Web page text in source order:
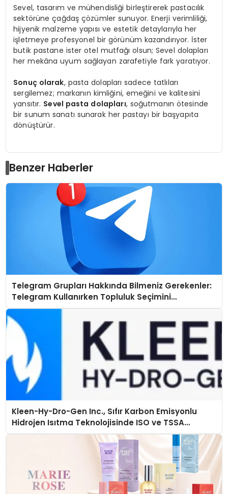
Sevel, tasarım ve mühendisliği birleştirerek pastacılık
sektörüne çağdaş çözümler sunuyor. Enerji verimliliği,
hijyenik malzeme yapısı ve estetik detaylarıyla her
işletmeye profesyonel bir görünüm kazandırıyor. İster
butik pastane ister otel mutfağı olsun; Sevel dolapları
her mekâna uyum sağlayan zarafetiyle fark yaratıyor.
Sonuç olarak, pasta dolapları sadece tatlıları
sergilemez; markanın kimliğini, emeğini ve kalitesini
yansıtır. Sevel pasta dolapları, soğutmanın ötesinde
bir sunum sanatı sunarak her pastayı bir başyapıta
dönüştürür.
Benzer Haberler
Telegram Grupları Hakkında Bilmeniz Gerekenler:
Telegram Kullanırken Topluluk Seçimini
Kolaylaştırın
Kleen-Hy-Dro-Gen Inc., Sıfır Karbon Emisyonlu
Hidrojen Isıtma Teknolojisinde ISO ve TSSA
Düzenleyici Onaylarını Aldı